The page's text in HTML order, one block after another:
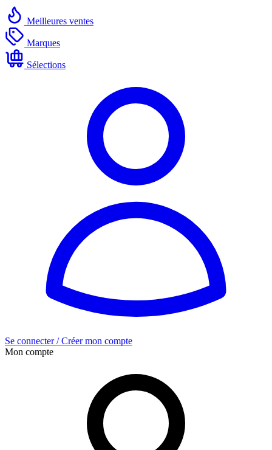
Meilleures ventes
Marques
Sélections
Se connecter / Créer mon compte
Mon compte